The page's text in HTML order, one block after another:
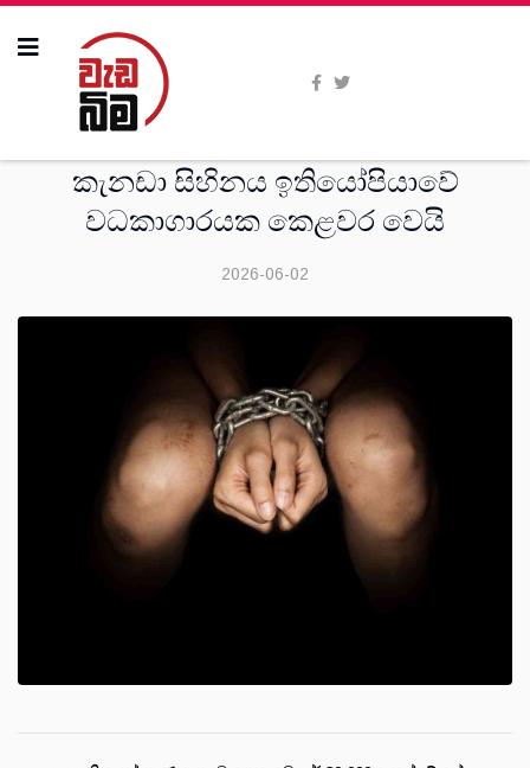
කැනඩා සිහිනය ඉතියෝපියාවේ
වධකාගාරයක කෙළවර වෙයි
2026-06-02